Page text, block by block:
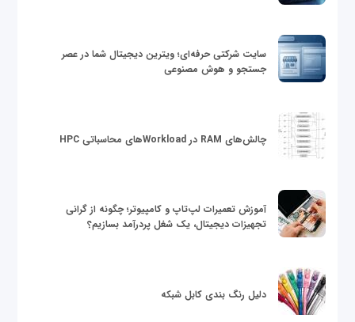
سایت شرکتی حرفه‌ای؛ ویترین دیجیتال شما در عصر
جستجو و هوش مصنوعی
چالش‌های RAM در Workloadهای محاسباتی HPC
آموزش تعمیرات لپ‌تاپ و کامپیوتر؛ چگونه از گرانی
تجهیزات دیجیتال، یک شغل پردرآمد بسازیم؟
دلیل رنگ بندی کابل شبکه